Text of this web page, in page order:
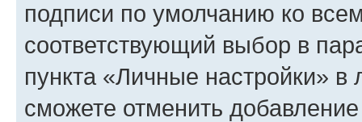
подписи по умолчанию ко
соответствующий выбор в
пункта «Личные настройки»
сможете отменить